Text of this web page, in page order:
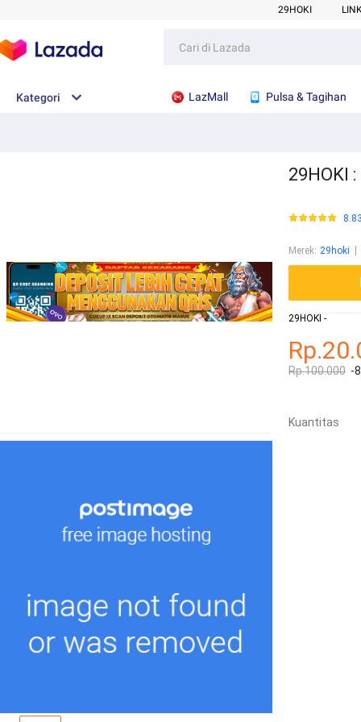
29HOKI
Kategori LazMall Pulsa & Tagihan
29HOKI
Merek: 29hoki
29HOKI -
Rp.100.000 -
Kuantitas